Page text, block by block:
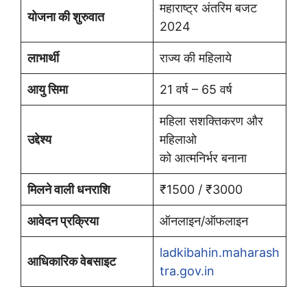
योजना की शुरुवात
महाराष्ट्र अंतरिम बजट
2024
लाभार्थी राज्य की महिलाये
आयु सिमा 21 वर्ष – 65 वर्ष
उद्देश्य
महिला सशक्तिकरण और
महिलाओ
को आत्मनिर्भर बनाना
मिलने वाली धनराशि ₹1500 / ₹3000
आवेदन प्रक्रिया ऑनलाइन/ऑफलाइन
आधिकारिक वेबसाइट
ladkibahin.maharash
tra.gov.in